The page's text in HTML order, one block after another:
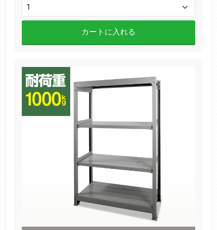
カートに入れる